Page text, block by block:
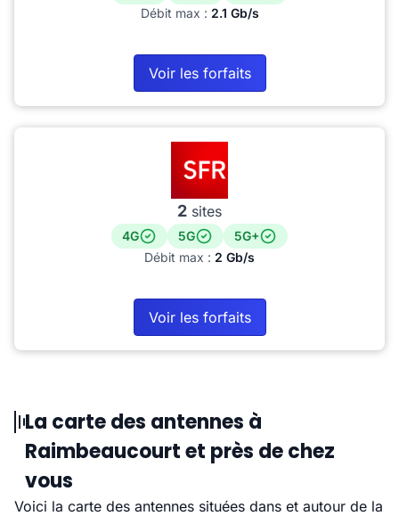
Débit max : 2.1 Gb/s
Voir les forfaits
2 sites
4G 5G
5G+
Débit max : 2 Gb/s
Voir les forfaits
La carte des antennes à
Raimbeaucourt et près de chez
vous
Voici la carte des antennes situées dans et autour de la